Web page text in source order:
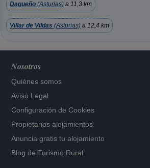
Dagueño (Asturias) a 11,3 km
Villar de Vildas (Asturias) a 12,4 km
Nosotros
Quiénes somos
Aviso Legal
Configuración de Cookies
Propietarios alojamientos
Anuncia gratis tu alojamiento
Blog de Turismo Rural